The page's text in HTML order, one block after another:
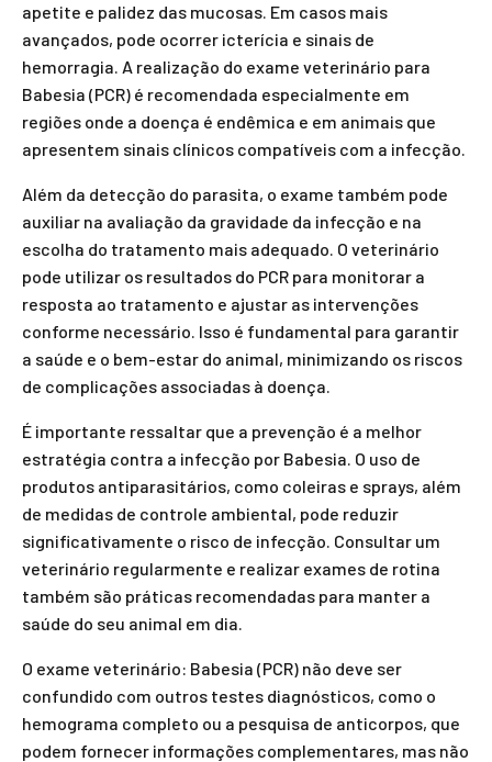
apetite e palidez das mucosas. Em casos mais
avançados, pode ocorrer icterícia e sinais de
hemorragia. A realização do exame veterinário para
Babesia (PCR) é recomendada especialmente em
regiões onde a doença é endêmica e em animais que
apresentem sinais clínicos compatíveis com a infecção.
Além da detecção do parasita, o exame também pode
auxiliar na avaliação da gravidade da infecção e na
escolha do tratamento mais adequado. O veterinário
pode utilizar os resultados do PCR para monitorar a
resposta ao tratamento e ajustar as intervenções
conforme necessário. Isso é fundamental para garantir
a saúde e o bem-estar do animal, minimizando os riscos
de complicações associadas à doença.
É importante ressaltar que a prevenção é a melhor
estratégia contra a infecção por Babesia. O uso de
produtos antiparasitários, como coleiras e sprays, além
de medidas de controle ambiental, pode reduzir
significativamente o risco de infecção. Consultar um
veterinário regularmente e realizar exames de rotina
também são práticas recomendadas para manter a
saúde do seu animal em dia.
O exame veterinário: Babesia (PCR) não deve ser
confundido com outros testes diagnósticos, como o
hemograma completo ou a pesquisa de anticorpos, que
podem fornecer informações complementares, mas não